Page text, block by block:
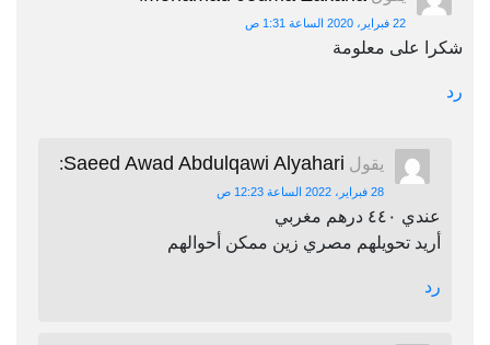
22 فبراير، 2020 الساعة 1:31 ص
شكرا على معلومة
رد
يقول Saeed Awad Abdulqawi Alyahari
:
28 فبراير، 2022 الساعة 12:23 ص
عندي ٤٤٠ درهم مغربي
أريد تحويلهم مصري زين ممكن أحوالهم
رد